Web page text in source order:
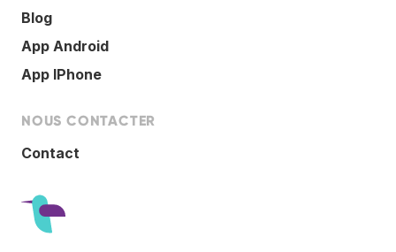
Blog
App Android
App IPhone
NOUS CONTACTER
Contact